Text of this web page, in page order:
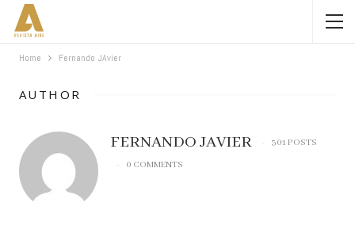
Home Fernando JAvier
AUTHOR
FERNANDO JAVIER
301 POSTS
0 COMMENTS